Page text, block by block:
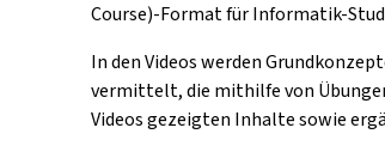
Course)-Format für Informatik-
In den Videos werden
vermittelt, die mithilfe von
Videos gezeigten Inhalte sowie